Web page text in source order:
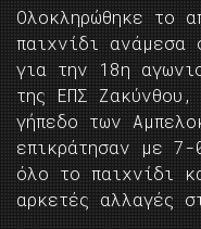
Ολοκληρώθηκε το
παιχνίδι ανάμεσα
για την 18η
της ΕΠΣ
γήπεδο των
επικράτησαν με
όλο το παιχνίδι
αρκετές αλλαγές